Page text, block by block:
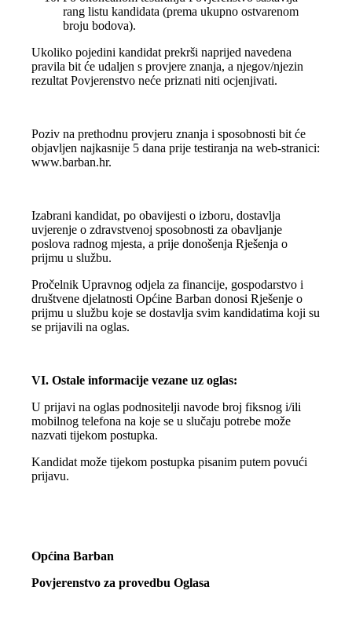
rang listu kandidata (prema ukupno ostvarenom
broju bodova).
Ukoliko pojedini kandidat prekrši naprijed navedena
pravila bit će udaljen s provjere znanja, a njegov/njezin
rezultat Povjerenstvo neće priznati niti ocjenjivati.
Poziv na prethodnu provjeru znanja i sposobnosti bit će
objavljen najkasnije 5 dana prije testiranja na web-stranici:
www.barban.hr.
Izabrani kandidat, po obavijesti o izboru, dostavlja
uvjerenje o zdravstvenoj sposobnosti za obavljanje
poslova radnog mjesta, a prije donošenja Rješenja o
prijmu u službu.
Pročelnik Upravnog odjela za financije, gospodarstvo i
društvene djelatnosti Općine Barban donosi Rješenje o
prijmu u službu koje se dostavlja svim kandidatima koji su
se prijavili na oglas.
VI. Ostale informacije vezane uz oglas:
U prijavi na oglas podnositelji navode broj fiksnog i/ili
mobilnog telefona na koje se u slučaju potrebe može
nazvati tijekom postupka.
Kandidat može tijekom postupka pisanim putem povući
prijavu.
Općina Barban
Povjerenstvo za provedbu Oglasa